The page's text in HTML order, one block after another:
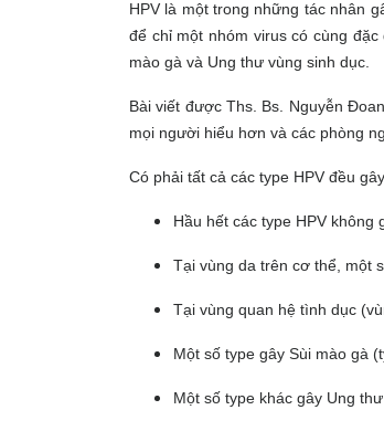
HPV là một trong những tác nhân
để chỉ một nhóm virus có cùng
mào gà và Ung thư vùng sinh dục.
Bài viết được Ths. Bs. Nguyễn
mọi người hiểu hơn và các phòng
Có phải tất cả các type HPV đều
Hầu hết các type HPV không
Tại vùng da trên cơ thể, một
Tại vùng quan hệ tình dục
Một số type gây Sùi mào gà
Một số type khác gây Ung